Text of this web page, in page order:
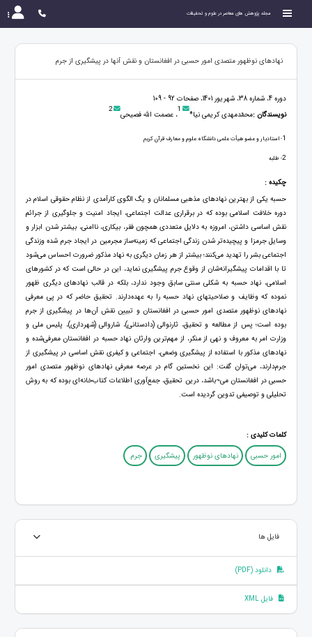
مجله پژوهش های معاصر در علوم و تحقیقات
نهادهای نوظهور متصدی امور حسبی در افغانستان و نقش آنها در پیشگیری از جرم
دوره 4، شماره 38، شهریور 1401، صفحات 92 - 109
نویسندگان :محمّدمهدی کریمی نیا* 1، عصمت الله فصیحی 2
1- استادیار و عضو هیأت علمی دانشگاه علوم و معارف قرآن کریم
2- طلبه
چکیده :
حسبه یکی از بهترین نهادهای مذهبی مسلمانان و یگ الگوی کارآمدی از نظام حقوقی اسلام در
دوره خلافت اسلامی بوده که در برقراری عدالت اجتماعی، ایجاد امنیت و جلوگیری از جرائم
نقش اساسی داشتن، امروزه به دلایل متعددی هم‏چون فقر، بیکاری، ناامنی، بیشتر شدن ابزار و
وسایل جرم‏زا و پیچیده‌تر شدن زندگی اجتماعی که زمینه‌ساز مجرمین در ایجاد جرم شده وزندگی
اجتماعی بشر را تهدید می‌کنند؛ بیشتر از هر زمان دیگری به نهاد مذکور ضرورت احساس می‌شود
تا با اقدامات پیشگیرانه‌شان از وقوع جرم پیشگیری نماید، این در حالی است که در کشورهای
اسلامی، نهاد حسبه به شکلی سنتی سابق وجود ندارد، بلکه در قالب نهادهای دیگری ظهور
نموده که وظایف و صلاحیت‏های نهاد حسبه را به عهده‌دارند. تحقیق حاضر که در پی معرفی
نهادهای نوظهور متصدی امور حسبی در افغانستان و تبیین نقش آن‌ها در پیشگیری از جرم
بوده است؛ پس از مطالعه و تحقیق، ثارنوالی (دادستانی)، شاروالی (شهرداری)، پلیس ملی و
وزارت امر به ‌معروف و نهی از منکر، از مهم‌ترین وارثان نهاد حسبه در افغانستان معرفی‌شده و
نهادهای مذکور با استفاده از پیشگیری وضعی، اجتماعی و کیفری نقش اساسی در پیشگیری از
جرم‌دارند، می‌توان گفت: این نخستین گام در عرصه معرفی نهادهای نوظهور متصدی امور
حسبی در افغانستان می¬باشد، درین تحقیق، جمع‌آوری اطلاعات کتاب‌خانه‌ای بوده که به روش
تحلیلی و توصیفی تدوین گردیده است.
کلمات کلیدی :
امور حسبی
نهادهای نوظهور پیشگیری جرم.
فایل ها
دانلود (PDF)
فایل XML